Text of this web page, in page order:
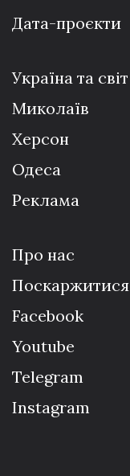
Дата-проєкти
Україна та світ
Миколаїв
Херсон
Одеса
Реклама
Про нас
Поскаржитися
Facebook
Youtube
Telegram
Instagram